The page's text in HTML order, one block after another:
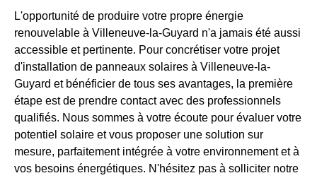
L'opportunité de produire votre propre énergie
renouvelable à Villeneuve-la-Guyard n'a jamais été aussi
accessible et pertinente. Pour concrétiser votre projet
d'installation de panneaux solaires à Villeneuve-la-
Guyard et bénéficier de tous ses avantages, la première
étape est de prendre contact avec des professionnels
qualifiés. Nous sommes à votre écoute pour évaluer votre
potentiel solaire et vous proposer une solution sur
mesure, parfaitement intégrée à votre environnement et à
vos besoins énergétiques. N'hésitez pas à solliciter notre